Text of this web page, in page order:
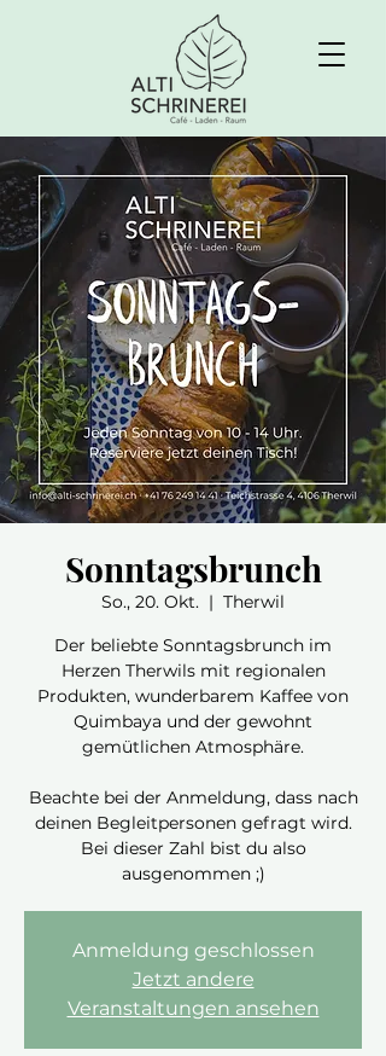
Sonntagsbrunch
So., 20. Okt.
  |
Therwil
Der beliebte Sonntagsbrunch im
Herzen Therwils mit regionalen
Produkten, wunderbarem Kaffee von
Quimbaya und der gewohnt
gemütlichen Atmosphäre.
Beachte bei der Anmeldung, dass nach
deinen Begleitpersonen gefragt wird.
Bei dieser Zahl bist du also
ausgenommen ;)
Anmeldung geschlossen
Jetzt andere
Veranstaltungen ansehen